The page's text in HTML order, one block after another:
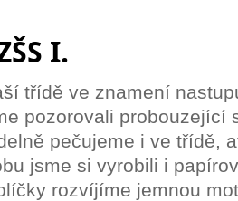
I.
třídě ve znamení
pozorovali probouzející
pečujeme i ve třídě,
jsme si vyrobili i
rozvíjíme jemnou